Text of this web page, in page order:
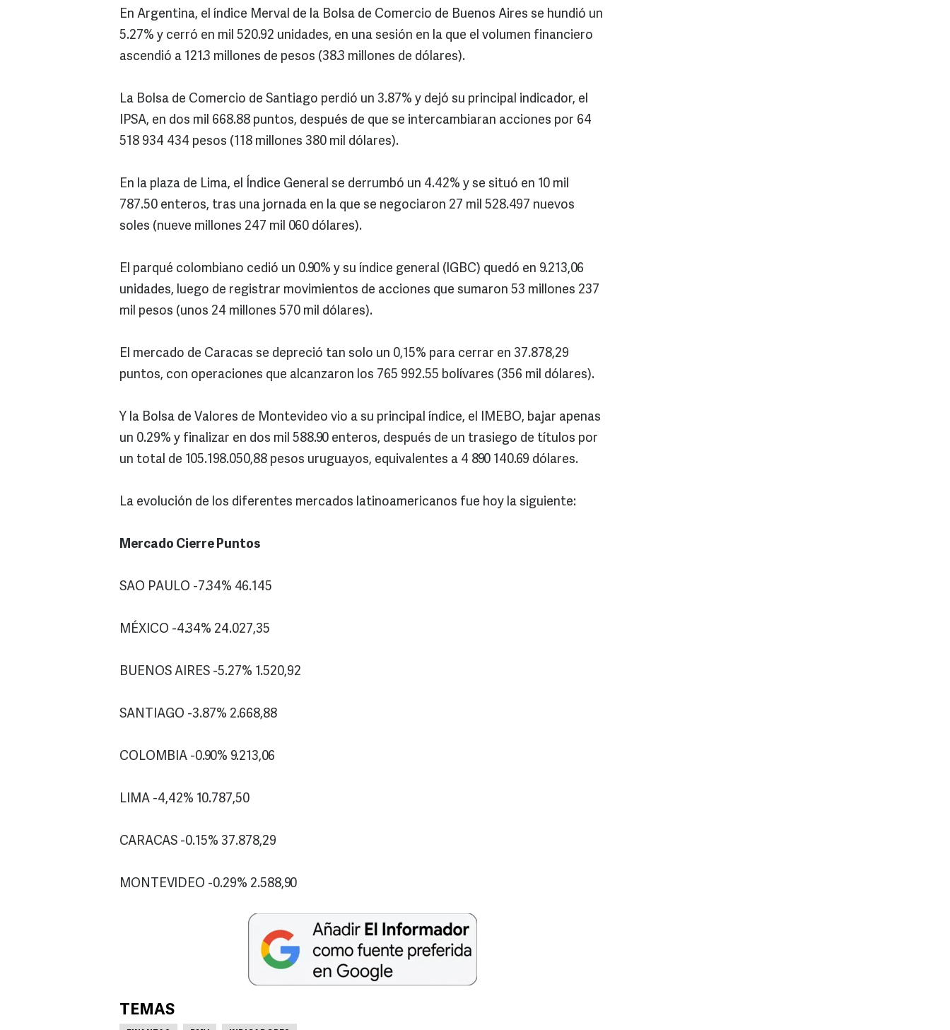
En Argentina, el índice Merval de la Bolsa de Comercio de Buenos Aires se hundió un
5.27% y cerró en mil 520.92 unidades, en una sesión en la que el volumen financiero
ascendió a 121.3 millones de pesos (38.3 millones de dólares).
La Bolsa de Comercio de Santiago perdió un 3.87% y dejó su principal indicador, el
IPSA, en dos mil 668.88 puntos, después de que se intercambiaran acciones por 64
518 934 434 pesos (118 millones 380 mil dólares).
En la plaza de Lima, el Índice General se derrumbó un 4.42% y se situó en 10 mil
787.50 enteros, tras una jornada en la que se negociaron 27 mil 528.497 nuevos
soles (nueve millones 247 mil 060 dólares).
El parqué colombiano cedió un 0.90% y su índice general (IGBC) quedó en 9.213,06
unidades, luego de registrar movimientos de acciones que sumaron 53 millones 237
mil pesos (unos 24 millones 570 mil dólares).
El mercado de Caracas se depreció tan solo un 0,15% para cerrar en 37.878,29
puntos, con operaciones que alcanzaron los 765 992.55 bolívares (356 mil dólares).
Y la Bolsa de Valores de Montevideo vio a su principal índice, el IMEBO, bajar apenas
un 0.29% y finalizar en dos mil 588.90 enteros, después de un trasiego de títulos por
un total de 105.198.050,88 pesos uruguayos, equivalentes a 4 890 140.69 dólares.
La evolución de los diferentes mercados latinoamericanos fue hoy la siguiente:
Mercado Cierre Puntos
SAO PAULO -7.34% 46.145
MÉXICO -4.34% 24.027,35
BUENOS AIRES -5.27% 1.520,92
SANTIAGO -3.87% 2.668,88
COLOMBIA -0.90% 9.213,06
LIMA -4,42% 10.787,50
CARACAS -0.15% 37.878,29
MONTEVIDEO -0.29% 2.588,90
TEMAS